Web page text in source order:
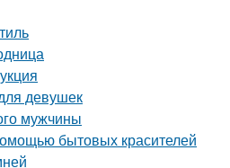
девушек
мужчины
бытовых красителей